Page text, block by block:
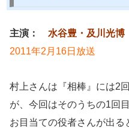
主演： 水谷豊・及川光博
2011年2月16日放送
村上さんは『相棒』には2
が、今回はそのうちの1回
お目当ての役者さんが出